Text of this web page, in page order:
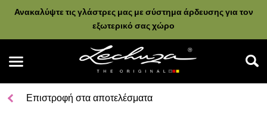
Ανακαλύψτε τις γλάστρες μας με σύστημα άρδευσης για τον
εξωτερικό σας χώρο
Επιστροφή στα αποτελέσματα